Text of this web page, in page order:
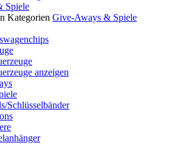
Spiele
Kategorien Give-Aways & Spiele
anzeigen
Schlüsselbänder